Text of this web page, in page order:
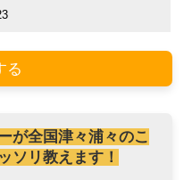
る
が全国津々浦々のこ
ソリ教えます！